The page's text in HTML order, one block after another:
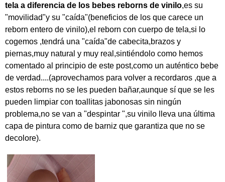
tela a diferencia de los bebes reborns de vinilo,es su
"movilidad"y su "caída"(beneficios de los que carece un
reborn entero de vinilo),el reborn con cuerpo de tela,si lo
cogemos ,tendrá una "caída"de cabecita,brazos y
piernas,muy natural y muy real,sintiéndolo como hemos
comentado al principio de este post,como un auténtico bebe
de verdad....(aprovechamos para volver a recordaros ,que a
estos reborns no se les pueden bañar,aunque sí que se les
pueden limpiar con toallitas jabonosas sin ningún
problema,no se van a "despintar ",su vinilo lleva una última
capa de pintura como de barniz que garantiza que no se
decolore).